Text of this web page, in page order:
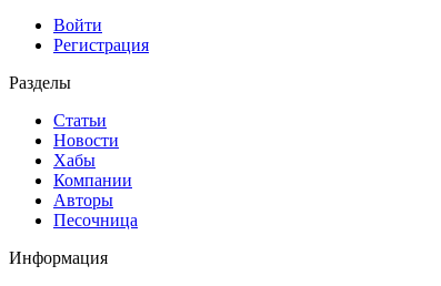
Войти
Регистрация
Разделы
Статьи
Новости
Хабы
Компании
Авторы
Песочница
Информация